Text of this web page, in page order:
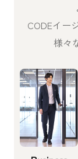
CODEイー
様々